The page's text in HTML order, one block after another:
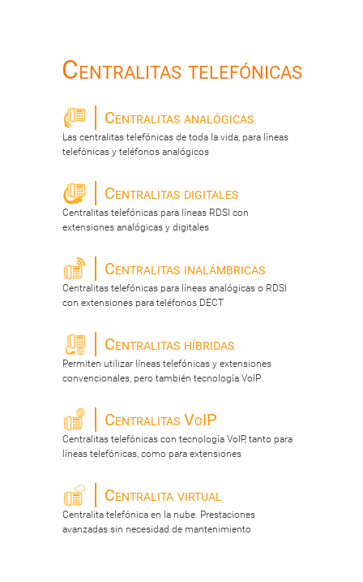
Centralitas telefónicas
Centralitas analógicas
Las centralitas telefónicas de toda la vida, para líneas
telefónicas y teléfonos analógicos
Centralitas digitales
Centralitas telefónicas para líneas RDSI con
extensiones analógicas y digitales
Centralitas inalámbricas
Centralitas telefónicas para líneas analógicas o RDSI
con extensiones para teléfonos DECT
Centralitas híbridas
Permiten utilizar líneas telefónicas y extensiones
convencionales, pero también tecnología VoIP
Centralitas VoIP
Centralitas telefónicas con tecnología VoIP, tanto para
líneas telefónicas, como para extensiones
Centralita virtual
Centralita telefónica en la nube. Prestaciones
avanzadas sin necesidad de mantenimiento